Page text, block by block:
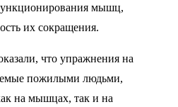
мышц,
их сокращения.
что упражнения на
пожилыми людьми,
на мышцах, так и на